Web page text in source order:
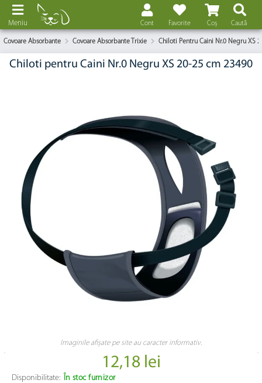
Coș
Favorite
Cont Caută
Meniu
Covoare Absorbante Covoare Absorbante Trixie Chiloti Pentru Caini Nr.0 Negru XS
Chiloti pentru Caini Nr.0 Negru XS 20-25 cm 23490
Imaginile afișate pe site au caracter informativ.
12,18 lei
Disponibilitate:
În stoc furnizor